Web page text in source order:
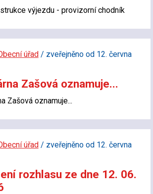
výjezdu - provizorní chodník
úřad/ zveřejněno od 12. června
Zašová oznamuje...
Zašová oznamuje...
úřad/ zveřejněno od 12. června
rozhlasu ze dne 12. 06.